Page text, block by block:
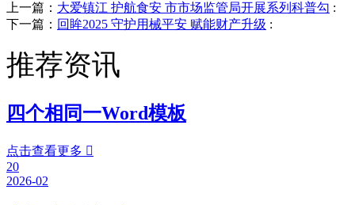
上一篇： 大爱镇江 护航食安 市市场监管局开展系列科普勾 :
下一篇： 回眸2025 守护用械平安 赋能财产升级 :
推荐资讯
四个相同一Word模板
点击查看更多 
20
2026-02